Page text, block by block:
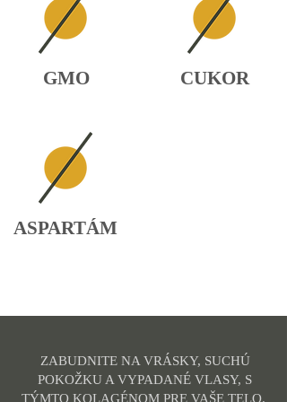
GMO CUKOR
ASPARTÁM
ZABUDNITE NA VRÁSKY, SUCHÚ
POKOŽKU A VYPADANÉ VLASY, S
TÝMTO KOLAGÉNOM PRE VAŠE TELO.